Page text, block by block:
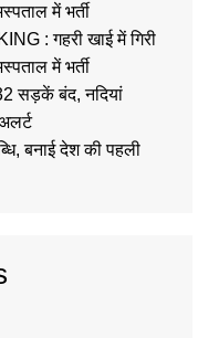
में भर्ती
: गहरी खाई में गिरी
में भर्ती
सड़कें बंद, नदियां
बनाई देश की पहली